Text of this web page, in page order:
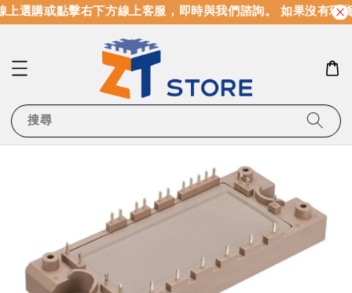
選購或點擊右下方線上客服，即時與我們諮詢。 如果沒有現
搜尋